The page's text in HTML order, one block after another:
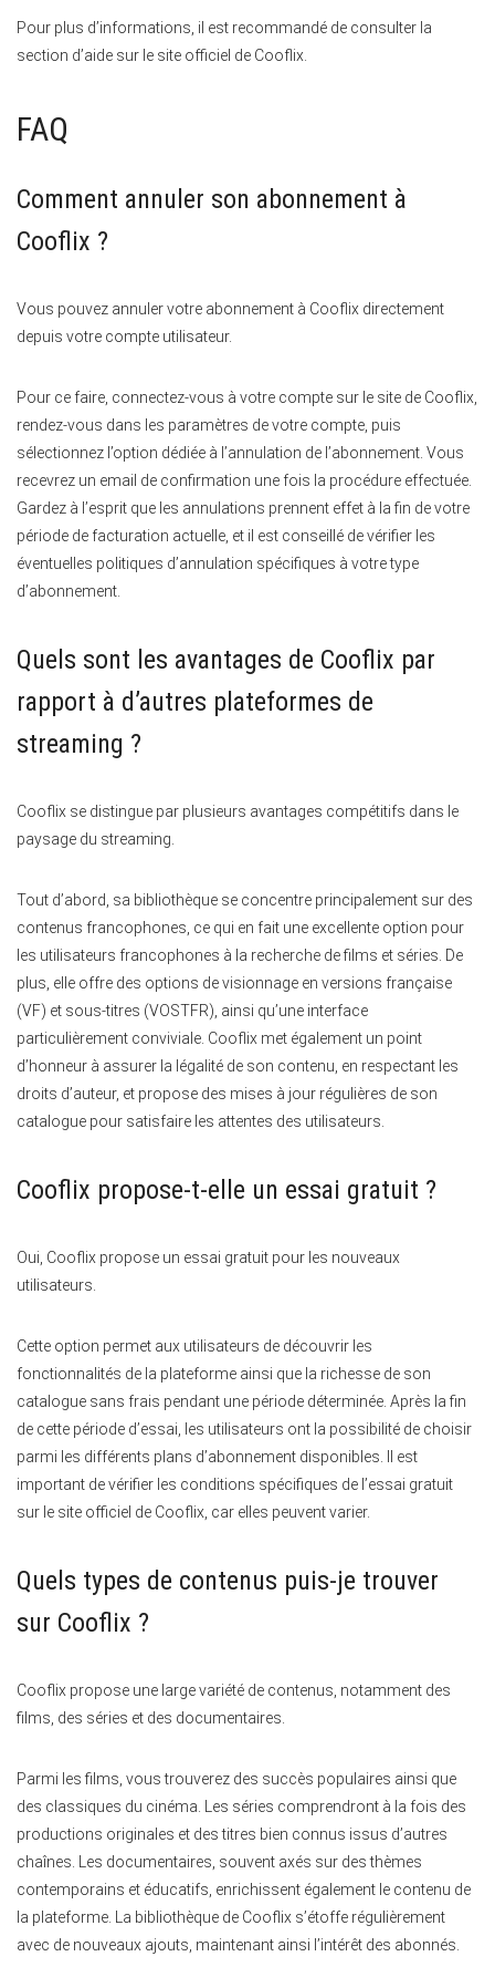
Pour plus d’informations, il est recommandé de consulter la
section d’aide sur le site officiel de Cooflix.
FAQ
Comment annuler son abonnement à
Cooflix ?
Vous pouvez annuler votre abonnement à Cooflix directement
depuis votre compte utilisateur.
Pour ce faire, connectez-vous à votre compte sur le site de Cooflix,
rendez-vous dans les paramètres de votre compte, puis
sélectionnez l’option dédiée à l’annulation de l’abonnement. Vous
recevrez un email de confirmation une fois la procédure effectuée.
Gardez à l’esprit que les annulations prennent effet à la fin de votre
période de facturation actuelle, et il est conseillé de vérifier les
éventuelles politiques d’annulation spécifiques à votre type
d’abonnement.
Quels sont les avantages de Cooflix par
rapport à d’autres plateformes de
streaming ?
Cooflix se distingue par plusieurs avantages compétitifs dans le
paysage du streaming.
Tout d’abord, sa bibliothèque se concentre principalement sur des
contenus francophones, ce qui en fait une excellente option pour
les utilisateurs francophones à la recherche de films et séries. De
plus, elle offre des options de visionnage en versions française
(VF) et sous-titres (VOSTFR), ainsi qu’une interface
particulièrement conviviale. Cooflix met également un point
d’honneur à assurer la légalité de son contenu, en respectant les
droits d’auteur, et propose des mises à jour régulières de son
catalogue pour satisfaire les attentes des utilisateurs.
Cooflix propose-t-elle un essai gratuit ?
Oui, Cooflix propose un essai gratuit pour les nouveaux
utilisateurs.
Cette option permet aux utilisateurs de découvrir les
fonctionnalités de la plateforme ainsi que la richesse de son
catalogue sans frais pendant une période déterminée. Après la fin
de cette période d’essai, les utilisateurs ont la possibilité de choisir
parmi les différents plans d’abonnement disponibles. Il est
important de vérifier les conditions spécifiques de l’essai gratuit
sur le site officiel de Cooflix, car elles peuvent varier.
Quels types de contenus puis-je trouver
sur Cooflix ?
Cooflix propose une large variété de contenus, notamment des
films, des séries et des documentaires.
Parmi les films, vous trouverez des succès populaires ainsi que
des classiques du cinéma. Les séries comprendront à la fois des
productions originales et des titres bien connus issus d’autres
chaînes. Les documentaires, souvent axés sur des thèmes
contemporains et éducatifs, enrichissent également le contenu de
la plateforme. La bibliothèque de Cooflix s’étoffe régulièrement
avec de nouveaux ajouts, maintenant ainsi l’intérêt des abonnés.